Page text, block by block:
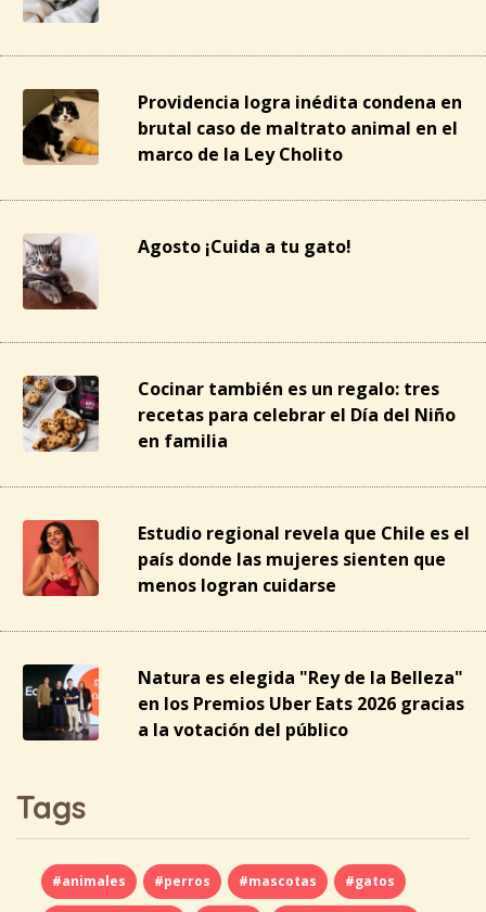
Providencia logra inédita condena en
brutal caso de maltrato animal en el
marco de la Ley Cholito
Agosto ¡Cuida a tu gato!
Cocinar también es un regalo: tres
recetas para celebrar el Día del Niño
en familia
Estudio regional revela que Chile es el
país donde las mujeres sienten que
menos logran cuidarse
Natura es elegida "Rey de la Belleza"
en los Premios Uber Eats 2026 gracias
a la votación del público
Tags
#animales #perros #mascotas #gatos